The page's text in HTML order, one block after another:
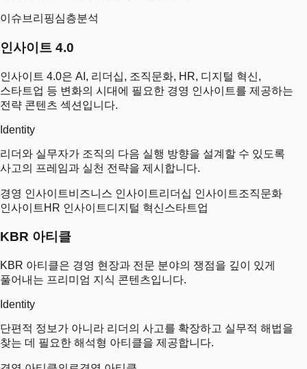
이슈브리핑심층분석
인사이트 4.0
인사이트 4.0은 AI, 리더십, 조직문화, HR, 디지털 혁신,
스타트업 등 변화의 시대에 필요한 경영 인사이트를 제공하는
전략 콘텐츠 섹션입니다.
Identity
리더와 실무자가 조직의 다음 실행 방향을 설계할 수 있도록
사고의 프레임과 실천 전략을 제시합니다.
경영 인사이트비즈니스 인사이트리더십 인사이트조직문화
인사이트 HR 인사이트디지털 혁신스타트업
KBR 아티클
KBR 아티클은 경영 현장과 전문 분야의 쟁점을 깊이 있게
풀어내는 프리미엄 지식 콘텐츠입니다.
Identity
단편적 정보가 아니라 리더의 사고를 확장하고 실무적 해법을
찾는 데 필요한 해석형 아티클을 제공합니다.